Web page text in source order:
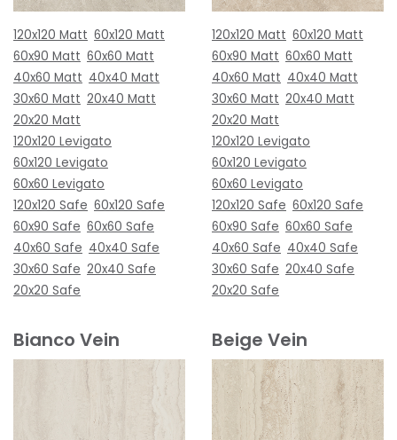
120x120 Matt 60x120 Matt
60x90 Matt 60x60 Matt
40x60 Matt 40x40 Matt
30x60 Matt 20x40 Matt
20x20 Matt
120x120 Levigato
60x120 Levigato
60x60 Levigato
120x120 Safe 60x120 Safe
60x90 Safe 60x60 Safe
40x60 Safe 40x40 Safe
30x60 Safe 20x40 Safe
20x20 Safe
120x120 Matt 60x120 Matt
60x90 Matt 60x60 Matt
40x60 Matt 40x40 Matt
30x60 Matt 20x40 Matt
20x20 Matt
120x120 Levigato
60x120 Levigato
60x60 Levigato
120x120 Safe 60x120 Safe
60x90 Safe 60x60 Safe
40x60 Safe 40x40 Safe
30x60 Safe 20x40 Safe
20x20 Safe
Bianco Vein Beige Vein